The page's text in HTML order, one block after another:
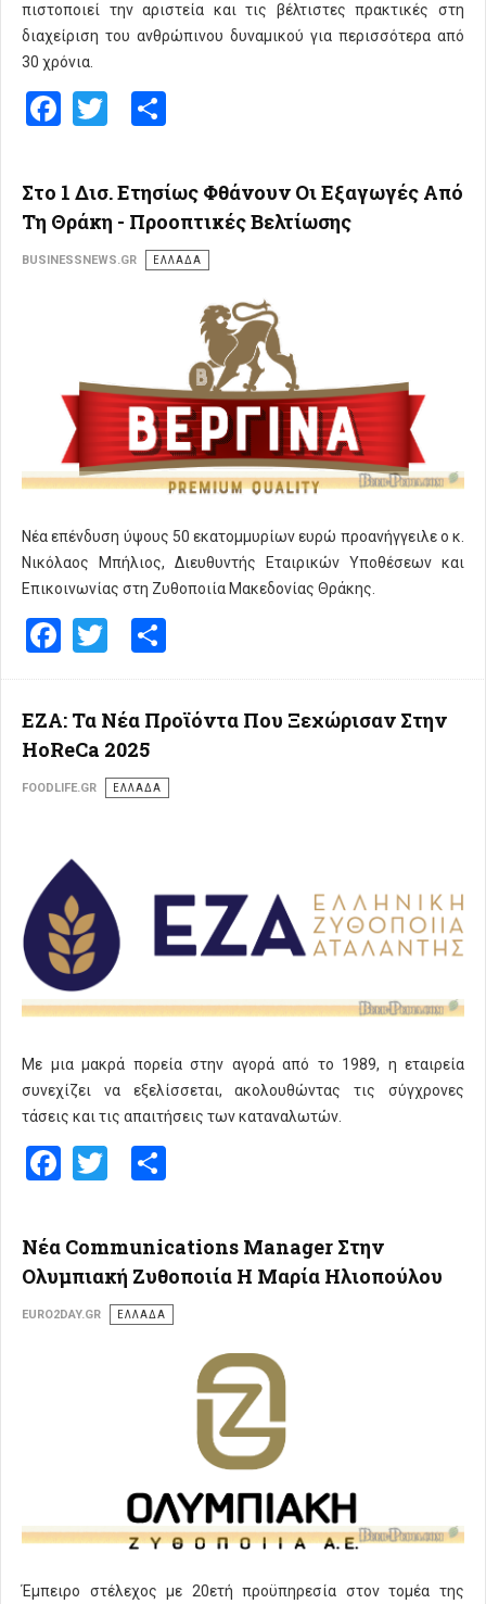
πιστοποιεί την αριστεία και τις βέλτιστες πρακτικές στη
διαχείριση του ανθρώπινου δυναμικού για περισσότερα από
30 χρόνια.
Facebook
Twitter
Στο 1 Δισ. Ετησίως Φθάνουν Οι Εξαγωγές Από
Τη Θράκη - Προοπτικές Βελτίωσης
BUSINESSNEWS.GR ΕΛΛΑΔΑ
Νέα επένδυση ύψους 50 εκατομμυρίων ευρώ προανήγγειλε ο κ.
Νικόλαος Μπήλιος, Διευθυντής Εταιρικών Υποθέσεων και
Επικοινωνίας στη Ζυθοποιία Μακεδονίας Θράκης.
Facebook
Twitter
ΕΖΑ: Τα Νέα Προϊόντα Που Ξεχώρισαν Στην
HoReCa 2025
FOODLIFE.GR ΕΛΛΑΔΑ
Με μια μακρά πορεία στην αγορά από το 1989, η εταιρεία
συνεχίζει να εξελίσσεται, ακολουθώντας τις σύγχρονες
τάσεις και τις απαιτήσεις των καταναλωτών.
Facebook
Twitter
Νέα Communications Manager Στην
Ολυμπιακή Ζυθοποιία Η Μαρία Ηλιοπούλου
EURO2DAY.GR ΕΛΛΑΔΑ
Έμπειρο στέλεχος με 20ετή προϋπηρεσία στον τομέα της